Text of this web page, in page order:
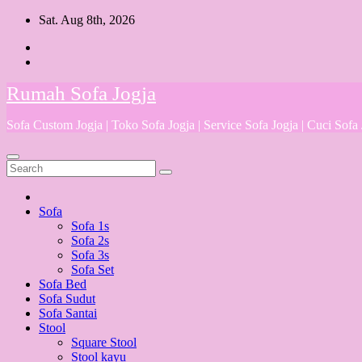
Skip
content
Sat. Aug 8th, 2026
Rumah Sofa Jogja
Sofa Custom Jogja | Toko Sofa Jogja | Service Sofa Jogja | Cuci Sofa
Sofa
Sofa 1s
Sofa 2s
Sofa 3s
Sofa Set
Sofa Bed
Sofa Sudut
Sofa Santai
Stool
Square Stool
Stool kayu